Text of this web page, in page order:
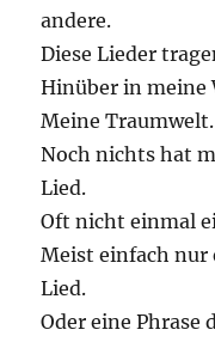
andere.
Diese Lieder
Hinüber in meine
Meine Traumwelt.
Noch nichts hat
Lied.
Oft nicht einmal
Meist einfach
Lied.
Oder eine Phrase